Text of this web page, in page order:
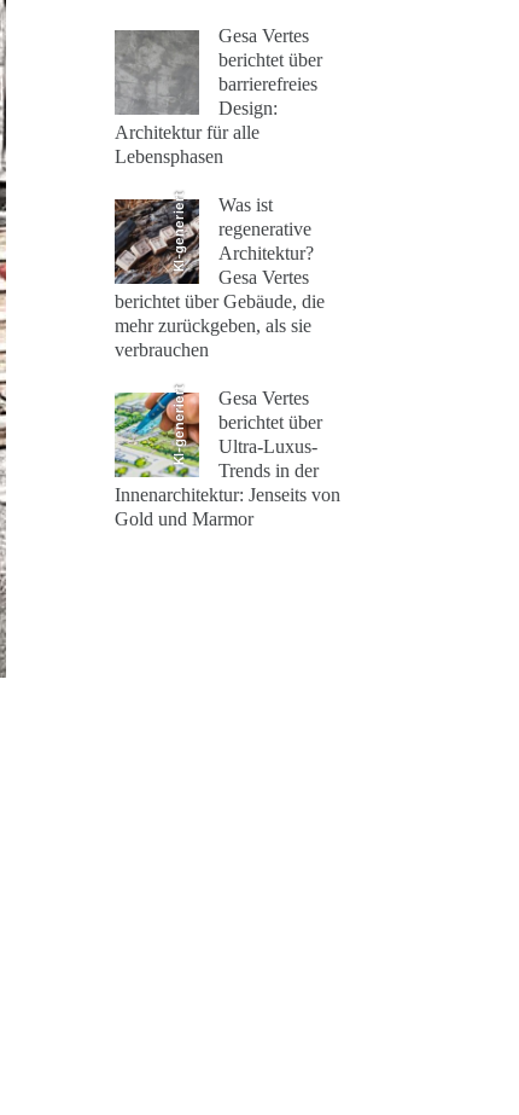
Gesa Vertes
berichtet über
barrierefreies
Design:
Architektur für alle
Lebensphasen
KI-generiert
Was ist
regenerative
Architektur?
Gesa Vertes
berichtet über Gebäude, die
mehr zurückgeben, als sie
verbrauchen
KI-generiert
Gesa Vertes
berichtet über
Ultra-Luxus-
Trends in der
Innenarchitektur: Jenseits von
Gold und Marmor